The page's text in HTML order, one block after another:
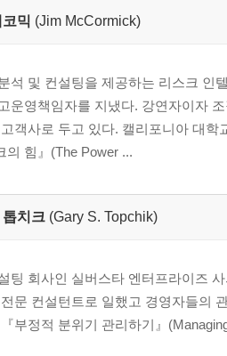
믹 (Jim McCormick)
석 및 컨설팅을 제공하는 리스크 인
운영책임자를 지냈다. 강연자이자
객사로 두고 있다. 캘리포니아 대
의 힘』(The Power ...
치크 (Gary S. Topchik)
팅 회사인 실버스타 엔터프라이즈
문 컨설턴트로 일했고 경영자들의
부정적 분위기 관리하기』